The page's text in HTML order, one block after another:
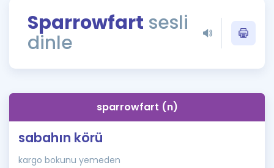
ÖSYM Sınav Takvimi
Kampanyalar
İngilizce Gramer
Sparrowfart sesli
dinle
sparrowfart (n)
sabahın körü
kargo bokunu yemeden